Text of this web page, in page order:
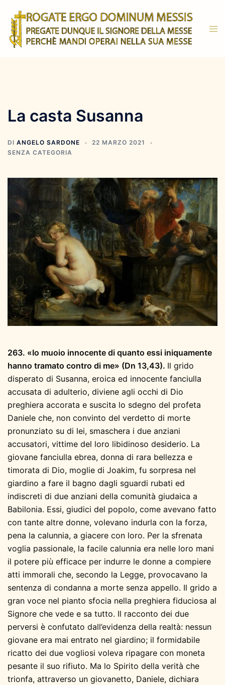
contenuto
La casta Susanna
DI ANGELO SARDONE
22 MARZO 2021
SENZA CATEGORIA
263. «Io muoio innocente di quanto essi iniquamente
hanno tramato contro di me» (Dn 13,43). Il grido
disperato di Susanna, eroica ed innocente fanciulla
accusata di adulterio, diviene agli occhi di Dio
preghiera accorata e suscita lo sdegno del profeta
Daniele che, non convinto del verdetto di morte
pronunziato su di lei, smaschera i due anziani
accusatori, vittime del loro libidinoso desiderio. La
giovane fanciulla ebrea, donna di rara bellezza e
timorata di Dio, moglie di Joakim, fu sorpresa nel
giardino a fare il bagno dagli sguardi rubati ed
indiscreti di due anziani della comunità giudaica a
Babilonia. Essi, giudici del popolo, come avevano fatto
con tante altre donne, volevano indurla con la forza,
pena la calunnia, a giacere con loro. Per la sfrenata
voglia passionale, la facile calunnia era nelle loro mani
il potere più efficace per indurre le donne a compiere
atti immorali che, secondo la Legge, provocavano la
sentenza di condanna a morte senza appello. Il grido a
gran voce nel pianto sfocia nella preghiera fiduciosa al
Signore che vede e sa tutto. Il racconto dei due
perversi è confutato dall’evidenza della realtà: nessun
giovane era mai entrato nel giardino; il formidabile
ricatto dei due vogliosi voleva ripagare con moneta
pesante il suo rifiuto. Ma lo Spirito della verità che
trionfa, attraverso un giovanetto, Daniele, dichiara